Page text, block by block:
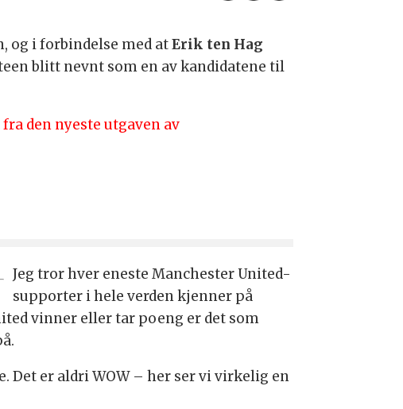
og i forbindelse med atErik ten Hag
blitt nevnt som en av kandidatene til
fra den nyeste utgaven av
Jeg tror hver eneste Manchester United-
supporter i hele verden kjenner på
vinner eller tar poeng er det som
er aldri WOW – her ser vi virkelig en